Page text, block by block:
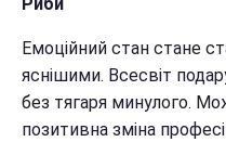
Риби
Емоційний стан стане
яснішими. Всесвіт
без тягаря минулого.
позитивна зміна